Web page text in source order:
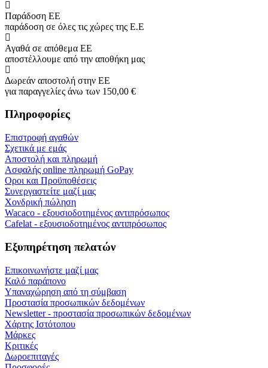
Παράδοση ΕΕ
παράδοση σε όλες τις χώρες της Ε.Ε
Αγαθά σε απόθεμα ΕΕ
αποστέλλουμε από την αποθήκη μας
Δωρεάν αποστολή στην ΕΕ
για παραγγελίες άνω των 150,00 €
Πληροφορίες
Επιστροφή αγαθών
Σχετικά με εμάς
Αποστολή και πληρωμή
Ασφαλής online πληρωμή GoPay
Οροι και Προϋποθέσεις
Συνεργαστείτε μαζί μας
Χονδρική πώληση
Wacaco - εξουσιοδοτημένος αντιπρόσωπος
Cafelat - εξουσιοδοτημένος αντιπρόσωπος
Εξυπηρέτηση πελατών
Επικοινωνήστε μαζί μας
Καλό παράπονο
Υπαναχώρηση από τη σύμβαση
Προστασία προσωπικών δεδομένων
Newsletter - προστασία προσωπικών δεδομένων
Χάρτης Ιστότοπου
Μάρκες
Κριτικές
Δωροεπιταγές